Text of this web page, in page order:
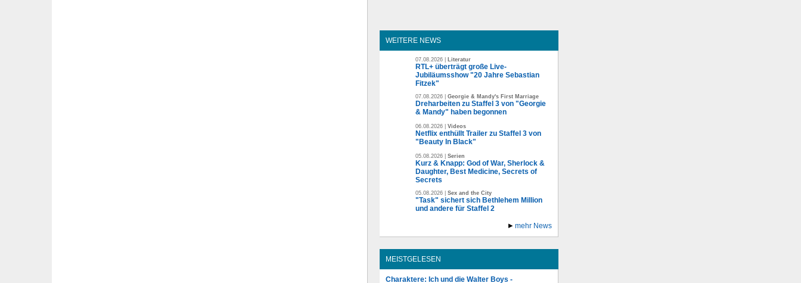
WEITERE NEWS
07.08.2026 | Literatur
RTL+ überträgt große Live-
Jubiläumsshow "20 Jahre Sebastian
Fitzek"
07.08.2026 | Georgie & Mandy's First Marriage
Dreharbeiten zu Staffel 3 von "Georgie
& Mandy" haben begonnen
06.08.2026 | Videos
Netflix enthüllt Trailer zu Staffel 3 von
"Beauty In Black"
05.08.2026 | Serien
Kurz & Knapp: God of War, Sherlock &
Daughter, Best Medicine, Secrets of
Secrets
05.08.2026 | Sex and the City
"Task" sichert sich Bethlehem Million
und andere für Staffel 2
mehr News
MEISTGELESEN
Charaktere: Ich und die Walter Boys -